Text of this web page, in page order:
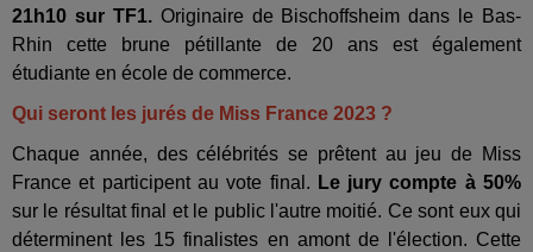
21h10 sur TF1. Originaire de Bischoffsheim dans le Bas-
Rhin cette brune pétillante de 20 ans est également
étudiante en école de commerce.
Qui seront les jurés de Miss France 2023 ?
Chaque année, des célébrités se prêtent au jeu de Miss
France et participent au vote final. Le jury compte à 50%
sur le résultat final et le public l'autre moitié. Ce sont eux qui
déterminent les 15 finalistes en amont de l'élection. Cette